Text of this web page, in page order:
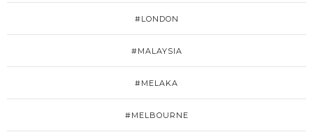
#LONDON
#MALAYSIA
#MELAKA
#MELBOURNE